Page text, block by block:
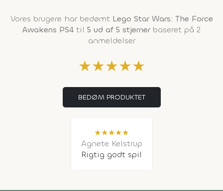
Vores brugere har bedømt Lego Star Wars: The Force
Awakens PS4 til 5 ud af 5 stjernerbaseret på 2
anmeldelser
★★★★★
BEDØM PRODUKTET
★★★★★
Agnete Kelstrup
Rigtig godt spil